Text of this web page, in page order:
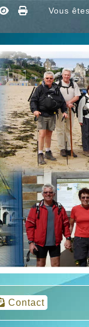
Vous
Contact